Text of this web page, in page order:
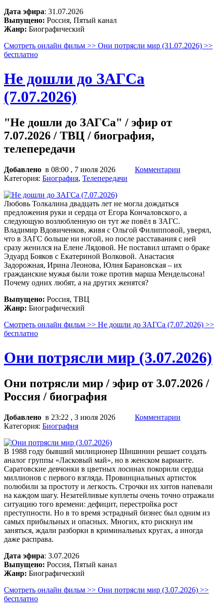
Дата эфира: 31.07.2026
Выпущено: Россия, Пятый канал
Жанр: Биографический
Смотреть онлайн фильм >> Они потрясли мир (31.07.2026) >>
бесплатно
Не дошли до ЗАГСа
(7.07.2026)
"Не дошли до ЗАГСа" / эфир от
7.07.2026 / ТВЦ / биография,
телепередачи
Добавлено в 08:00 , 7 июля 2026
Комментарии
Категория: Биография, Телепередачи
Любовь Толкалина двадцать лет не могла дождаться
предложения руки и сердца от Егора Кончаловского, а
следующую возлюбленную он тут же повёл в ЗАГС.
Владимир Вдовиченков, живя с Ольгой Филипповой, уверял,
что в ЗАГС больше ни ногой, но после расставания с ней
сразу женился на Елене Лядовой. Не поставил штамп о браке
Эдуард Бояков с Екатериной Волковой. Анастасия
Задорожная, Ирина Леонова, Юлия Барановская – их
гражданские мужья были тоже против марша Мендельсона!
Почему одних любят, а на других женятся?
Выпущено: Россия, ТВЦ
Жанр: Биографический
Смотреть онлайн фильм >> Не дошли до ЗАГСа (7.07.2026) >>
бесплатно
Они потрясли мир (3.07.2026)
Они потрясли мир / эфир от 3.07.2026 /
Россия / биография
Добавлено в 23:22 , 3 июля 2026
Комментарии
Категория: Биография
В 1988 году бывший милиционер Шишинин решает создать
аналог группы «Ласковый май», но в женском варианте.
Саратовские девчонки в цветных лосинах покорили сердца
миллионов с первого взгляда. Провинциальных артисток
полюбили за простоту и легкость. Строчки их хитов напевали
на каждом шагу. Незатейливые куплеты очень точно отражали
ситуацию того времени: дефицит, перестройка рост
преступности. Но в то время эстрадный бизнес был одним из
самых прибыльных и опасных. Многих, кто рискнул им
заняться, ждали разборки в криминальных кругах, а иногда
даже расправа.
Дата эфира: 3.07.2026
Выпущено: Россия, Пятый канал
Жанр: Биографический
Смотреть онлайн фильм >> Они потрясли мир (3.07.2026) >>
бесплатно